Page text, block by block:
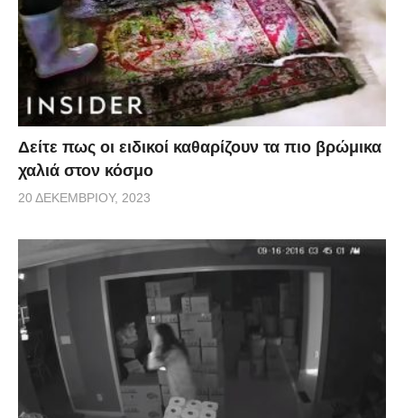
Δείτε πως οι ειδικοί καθαρίζουν τα πιο βρώμικα
χαλιά στον κόσμο
20 ΔΕΚΕΜΒΡΊΟΥ, 2023